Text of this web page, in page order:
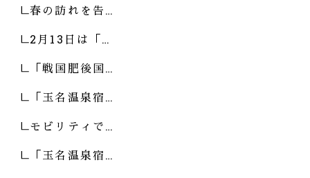
春の訪れを告…
2月13日は「…
「戦国肥後国…
「玉名温泉宿…
モビリティで…
「玉名温泉宿…